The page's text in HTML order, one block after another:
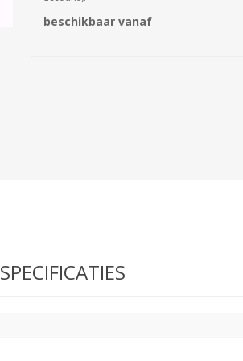
beschikbaar vanaf
SPECIFICATIES